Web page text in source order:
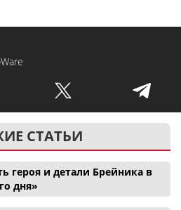
СТАТЬИ
героя и детали Брейника в
дня»